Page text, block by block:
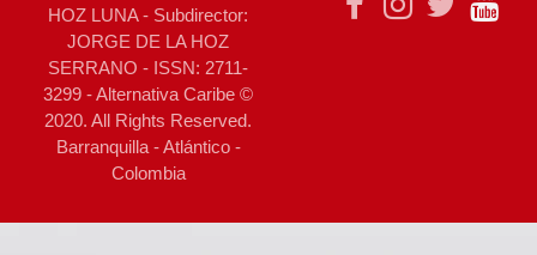
HOZ LUNA - Subdirector:
JORGE DE LA HOZ
SERRANO - ISSN: 2711-
3299 - Alternativa Caribe ©
2020. All Rights Reserved.
Barranquilla - Atlántico -
Colombia